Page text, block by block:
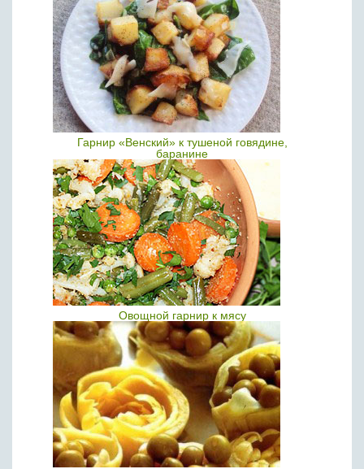
Гарнир «Венский» к тушеной говядине,
баранине
Овощной гарнир к мясу